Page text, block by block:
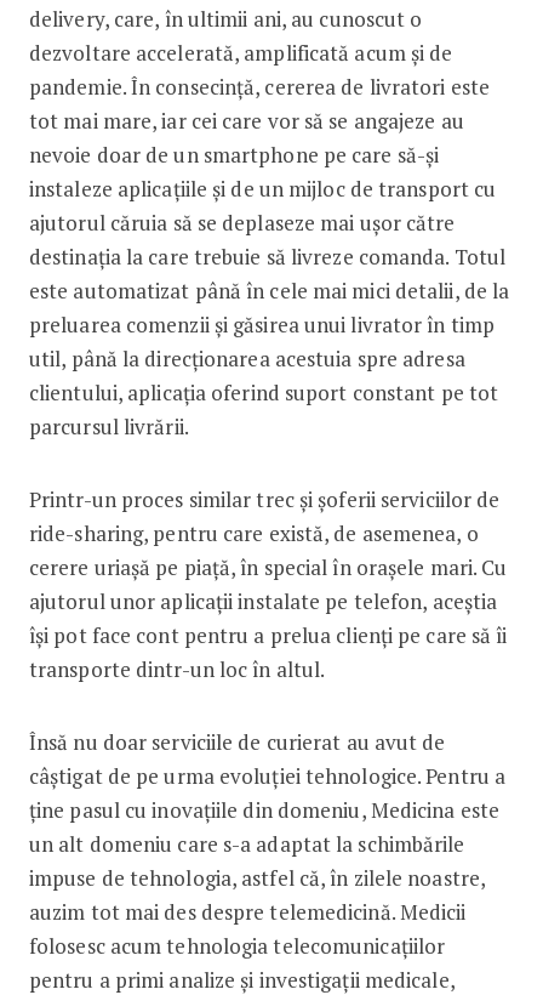
delivery, care, în ultimii ani, au cunoscut o
dezvoltare accelerată, amplificată acum și de
pandemie. În consecință, cererea de livratori este
tot mai mare, iar cei care vor să se angajeze au
nevoie doar de un smartphone pe care să-și
instaleze aplicațiile și de un mijloc de transport cu
ajutorul căruia să se deplaseze mai ușor către
destinația la care trebuie să livreze comanda. Totul
este automatizat până în cele mai mici detalii, de la
preluarea comenzii și găsirea unui livrator în timp
util, până la direcționarea acestuia spre adresa
clientului, aplicația oferind suport constant pe tot
parcursul livrării.
Printr-un proces similar trec și șoferii serviciilor de
ride-sharing, pentru care există, de asemenea, o
cerere uriașă pe piață, în special în orașele mari. Cu
ajutorul unor aplicații instalate pe telefon, aceștia
își pot face cont pentru a prelua clienți pe care să îi
transporte dintr-un loc în altul.
Însă nu doar serviciile de curierat au avut de
câștigat de pe urma evoluției tehnologice. Pentru a
ține pasul cu inovațiile din domeniu, Medicina este
un alt domeniu care s-a adaptat la schimbările
impuse de tehnologia, astfel că, în zilele noastre,
auzim tot mai des despre telemedicină. Medicii
folosesc acum tehnologia telecomunicațiilor
pentru a primi analize și investigații medicale,